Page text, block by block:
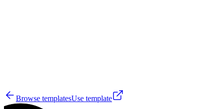
Browse templatesUse template